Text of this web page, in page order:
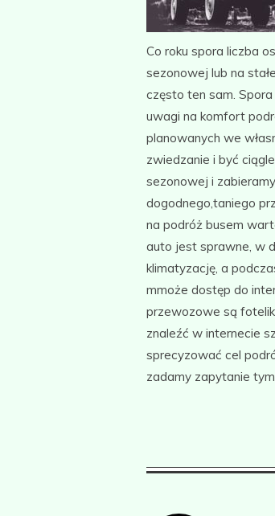
Co roku spora liczba
sezonowej lub na
często ten sam.
uwagi na komfort
planowanych we
zwiedzanie i być
sezonowej i
dogodnego,taniego
na podróż busem
auto jest sprawne, w
klimatyzację, a
mmoże dostęp do
przewozowe są
znaleźć w internecie
sprecyzować cel
zadamy zapytanie